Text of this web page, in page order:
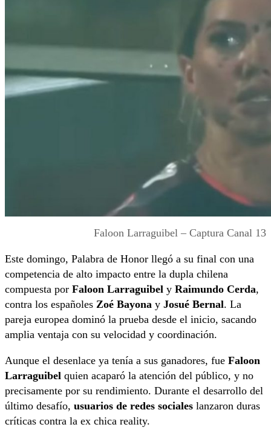
Faloon Larraguibel – Captura Canal 13
Este domingo, Palabra de Honor llegó a su final con una
competencia de alto impacto entre la dupla chilena
compuesta por Faloon Larraguibel y Raimundo Cerda,
contra los españoles Zoé Bayona y Josué Bernal. La
pareja europea dominó la prueba desde el inicio, sacando
amplia ventaja con su velocidad y coordinación.
Aunque el desenlace ya tenía a sus ganadores, fue Faloon
Larraguibel quien acaparó la atención del público, y no
precisamente por su rendimiento. Durante el desarrollo del
último desafío, usuarios de redes sociales lanzaron duras
críticas contra la ex chica reality.